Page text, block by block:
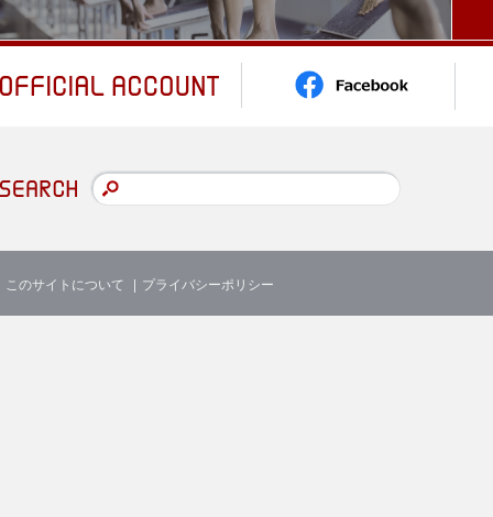
このサイトについて プライバシーポリシー